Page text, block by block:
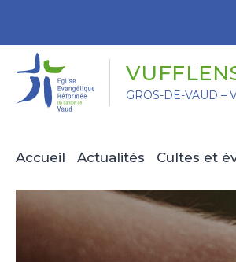
GROS-DE-VAUD –
Accueil Actualités Cultes et